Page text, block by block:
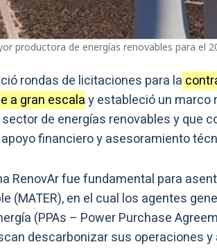
productora de energías renovables para el
rondas de licitaciones para la
a gran escalay estableció un marco
de energías renovables y que
financiero y asesoramiento
RenovAr fue fundamental para
(MATER), en el cual los agentes
(PPAs – Power Purchase
descarbonizar sus operaciones